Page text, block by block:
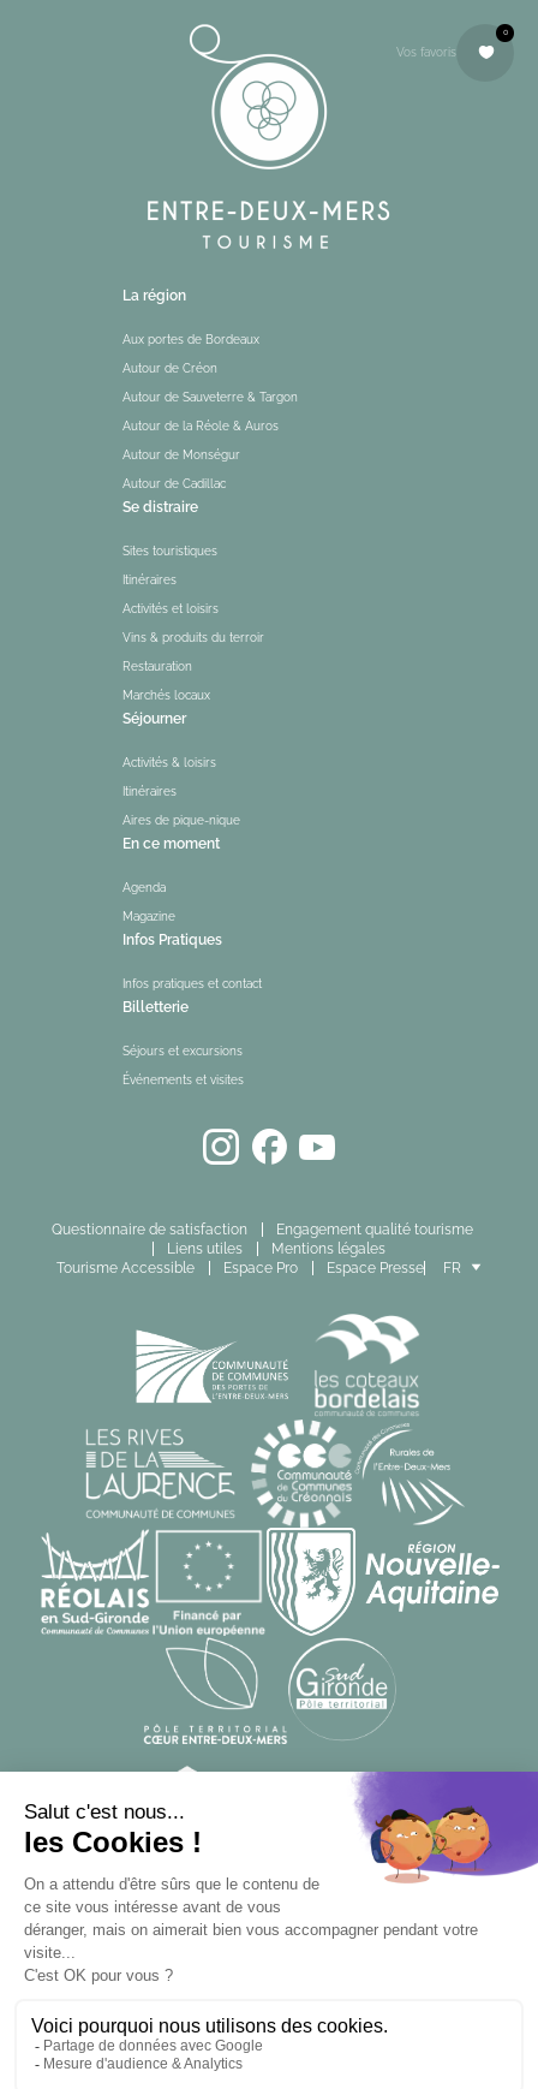
Vos favoris
0
La région
Aux portes de Bordeaux
Autour de Créon
Autour de Sauveterre & Targon
Autour de la Réole & Auros
Autour de Monségur
Autour de Cadillac
Se distraire
Sites touristiques
Itinéraires
Activités et loisirs
Vins & produits du terroir
Restauration
Marchés locaux
Séjourner
Activités & loisirs
Itinéraires
Aires de pique-nique
En ce moment
Agenda
Magazine
Infos Pratiques
Infos pratiques et contact
Billetterie
Séjours et excursions
Événements et visites
Questionnaire de satisfaction
Engagement qualité tourisme
Liens utiles
Mentions légales
Tourisme Accessible
Espace Pro Espace Presse
FR